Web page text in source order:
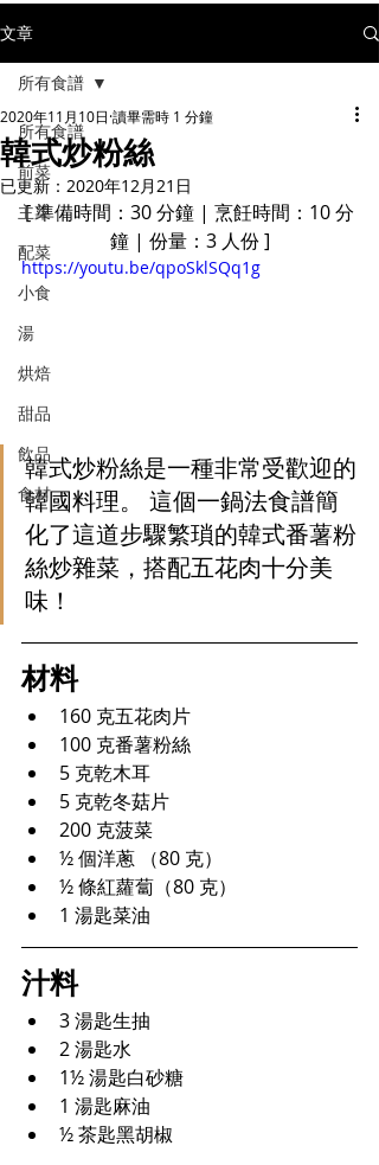
文章
所有食譜
前菜
主菜
配菜
小食
湯
烘焙
甜品
飲品
食材
所有食譜
韓式炒粉絲
2020年11月10日 讀畢需時 1 分鐘
已更新： 2020年12月21日
[ 準備時間：30 分鐘 | 烹飪時間：10 分
鐘 | 份量：3 人份 ]
https://youtu.be/qpoSklSQq1g
韓式炒粉絲是一種非常受歡迎的
韓國料理。 這個一鍋法食譜簡
化了這道步驟繁瑣的韓式番薯粉
絲炒雜菜，搭配五花肉十分美
味！
材料
160 克五花肉片
100 克番薯粉絲
5 克乾木耳
5 克乾冬菇片
200 克菠菜
½ 個洋蔥 （80 克）
½ 條紅蘿蔔（80 克）
1 湯匙菜油
汁料
3 湯匙生抽
2 湯匙水
1½ 湯匙白砂糖
1 湯匙麻油
½ 茶匙黑胡椒